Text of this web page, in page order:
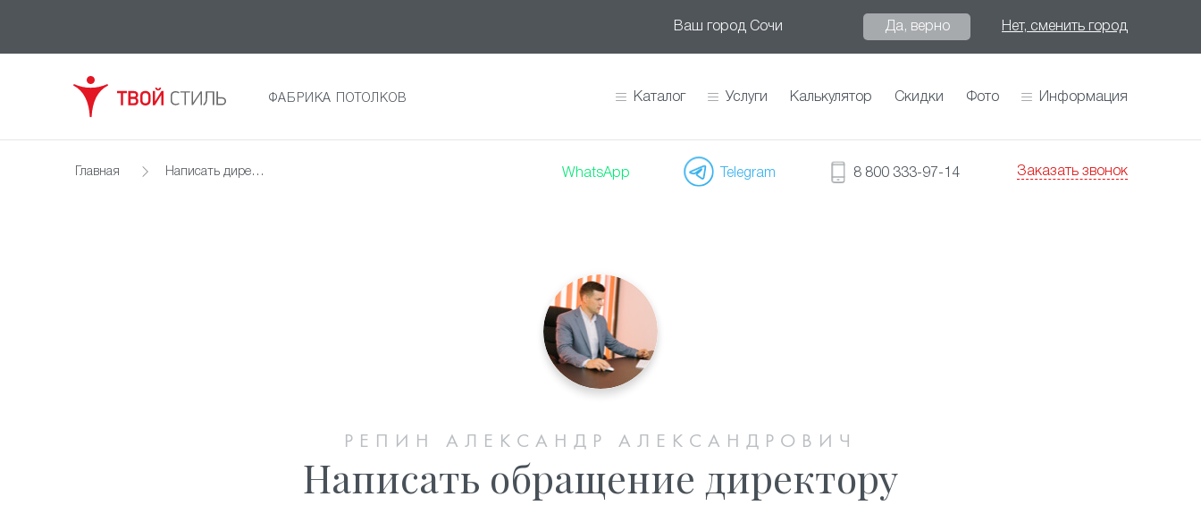
Ваш город Сочи Да, верно Нет, сменить город
ФАБРИКА ПОТОЛКОВ Каталог Услуги Калькулятор Скидки Фото Информация
Главная Написать директору WhatsApp Telegram 8 800 333-97-14 Заказать звонок
РЕПИН АЛЕКСАНДР АЛЕКСАНДРОВИЧ
Написать обращение директору